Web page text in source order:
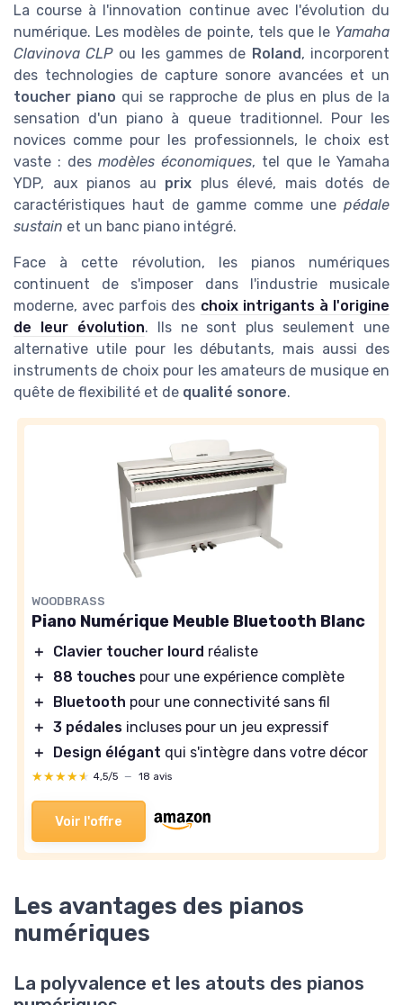
La course à l'innovation continue avec l'évolution du
numérique. Les modèles de pointe, tels que le Yamaha
Clavinova CLPou les gammes de Roland, incorporent
des technologies de capture sonore avancées et un
toucher piano qui se rapproche de plus en plus de la
sensation d'un piano à queue traditionnel. Pour les
novices comme pour les professionnels, le choix est
vaste : des modèles économiques, tel que le Yamaha
YDP, aux pianos au prix plus élevé, mais dotés de
caractéristiques haut de gamme comme une pédale
sustain et un banc piano intégré.
Face à cette révolution, les pianos numériques
continuent de s'imposer dans l'industrie musicale
moderne, avec parfois des choix intrigants à l'origine
de leur évolution. Ils ne sont plus seulement une
alternative utile pour les débutants, mais aussi des
instruments de choix pour les amateurs de musique en
quête de flexibilité et de qualité sonore.
WOODBRASS
Piano Numérique Meuble Bluetooth Blanc
＋ Clavier toucher lourd réaliste
＋
88 touches pour une expérience complète
＋
Bluetooth pour une connectivité sans fil
＋ 3 pédales incluses pour un jeu expressif
＋
Design élégant qui s'intègre dans votre décor
★★★★★
★★★★★ 4,5/5 — 18 avis
Voir l'offre
Les avantages des pianos
numériques
La polyvalence et les atouts des pianos